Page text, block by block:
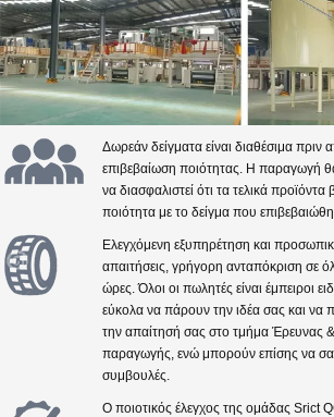
Δωρεάν δείγματα είναι διαθέσιμα
επιβεβαίωση ποιότητας. Η παραγωγή
να διασφαλιστεί ότι τα τελικά προϊόντα
ποιότητα με το δείγμα που
Ελεγχόμενη εξυπηρέτηση και
απαιτήσεις, γρήγορη ανταπόκριση σε
ώρες. Όλοι οι πωλητές είναι έμπειροι
εύκολα να πάρουν την ιδέα σας και να
την απαίτησή σας στο τμήμα Έρευνας
παραγωγής, ενώ μπορούν επίσης να
συμβουλές.
Ο ποιοτικός έλεγχος της ομάδας Srict